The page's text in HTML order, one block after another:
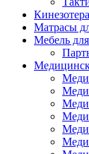
Матрасы
Мебель